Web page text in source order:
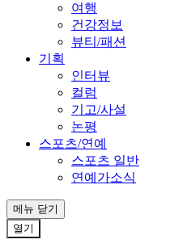
여행
건강정보
뷰티/패션
기획
인터뷰
컬럼
기고/사설
논평
스포츠/연예
스포츠 일반
연예가소식
메뉴 닫기
열기